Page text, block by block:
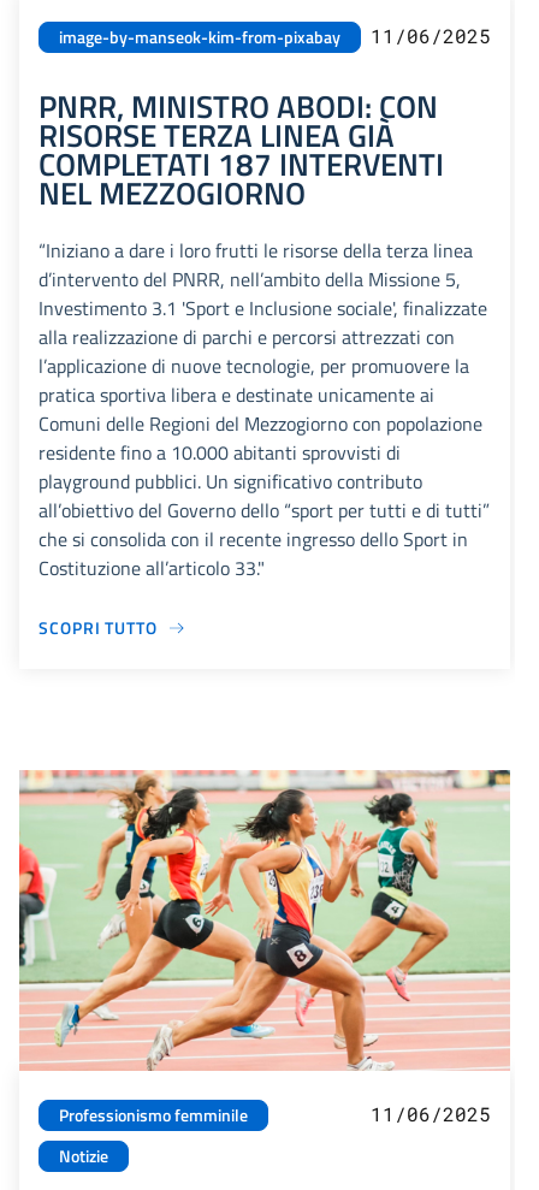
image-by-manseok-kim-from-pixabay 11/06/2025
PNRR, MINISTRO ABODI: CON
RISORSE TERZA LINEA GIÀ
COMPLETATI 187 INTERVENTI
NEL MEZZOGIORNO
“Iniziano a dare i loro frutti le risorse della terza linea
d’intervento del PNRR, nell’ambito della Missione 5,
Investimento 3.1 'Sport e Inclusione sociale', finalizzate
alla realizzazione di parchi e percorsi attrezzati con
l’applicazione di nuove tecnologie, per promuovere la
pratica sportiva libera e destinate unicamente ai
Comuni delle Regioni del Mezzogiorno con popolazione
residente fino a 10.000 abitanti sprovvisti di
playground pubblici. Un significativo contributo
all’obiettivo del Governo dello “sport per tutti e di tutti”
che si consolida con il recente ingresso dello Sport in
Costituzione all’articolo 33."
SCOPRI TUTTO
Professionismo femminile
Notizie
11/06/2025